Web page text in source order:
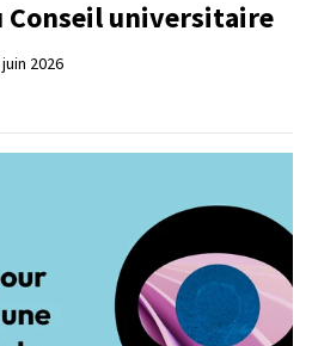
Conseil universitaire
juin 2026